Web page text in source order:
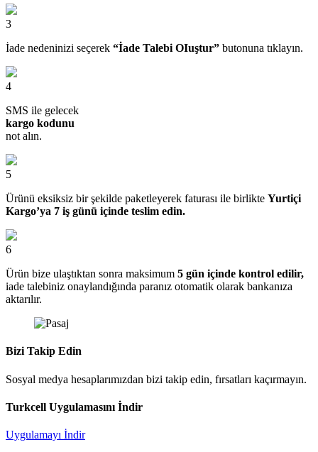
3
İade nedeninizi seçerek “İade Talebi OIuştur” butonuna tıklayın.
4
SMS ile gelecek
kargo kodunu
not alın.
5
Ürünü eksiksiz bir şekilde paketleyerek faturası ile birlikte Yurtiçi
Kargo’ya 7 iş günü içinde teslim edin.
6
Ürün bize ulaştıktan sonra maksimum 5 gün içinde kontrol edilir,
iade talebiniz onaylandığında paranız otomatik olarak bankanıza
aktarılır.
Bizi Takip Edin
Sosyal medya hesaplarımızdan bizi takip edin, fırsatları kaçırmayın.
Turkcell Uygulamasını İndir
Uygulamayı İndir